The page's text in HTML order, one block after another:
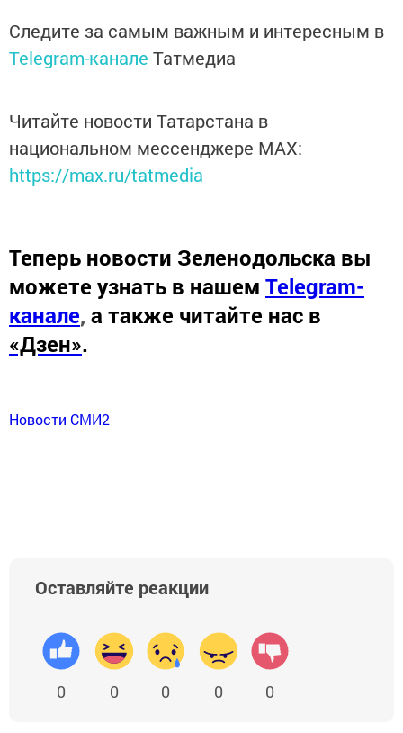
Следите за самым важным и интересным в
Telegram-канале Татмедиа
Читайте новости Татарстана в
национальном мессенджере MАХ:
https://max.ru/tatmedia
Теперь новости Зеленодольска вы
можете узнать в нашем Telegram-
канале, а также читайте нас в
«Дзен».
Новости СМИ2
Оставляйте реакции
0 0 0 0 0